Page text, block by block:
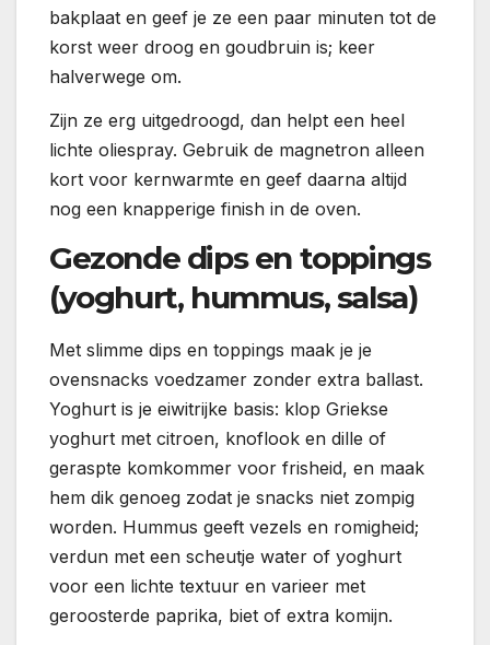
bakplaat en geef je ze een paar minuten tot de
korst weer droog en goudbruin is; keer
halverwege om.
Zijn ze erg uitgedroogd, dan helpt een heel
lichte oliespray. Gebruik de magnetron alleen
kort voor kernwarmte en geef daarna altijd
nog een knapperige finish in de oven.
Gezonde dips en toppings
(yoghurt, hummus, salsa)
Met slimme dips en toppings maak je je
ovensnacks voedzamer zonder extra ballast.
Yoghurt is je eiwitrijke basis: klop Griekse
yoghurt met citroen, knoflook en dille of
geraspte komkommer voor frisheid, en maak
hem dik genoeg zodat je snacks niet zompig
worden. Hummus geeft vezels en romigheid;
verdun met een scheutje water of yoghurt
voor een lichte textuur en varieer met
geroosterde paprika, biet of extra komijn.